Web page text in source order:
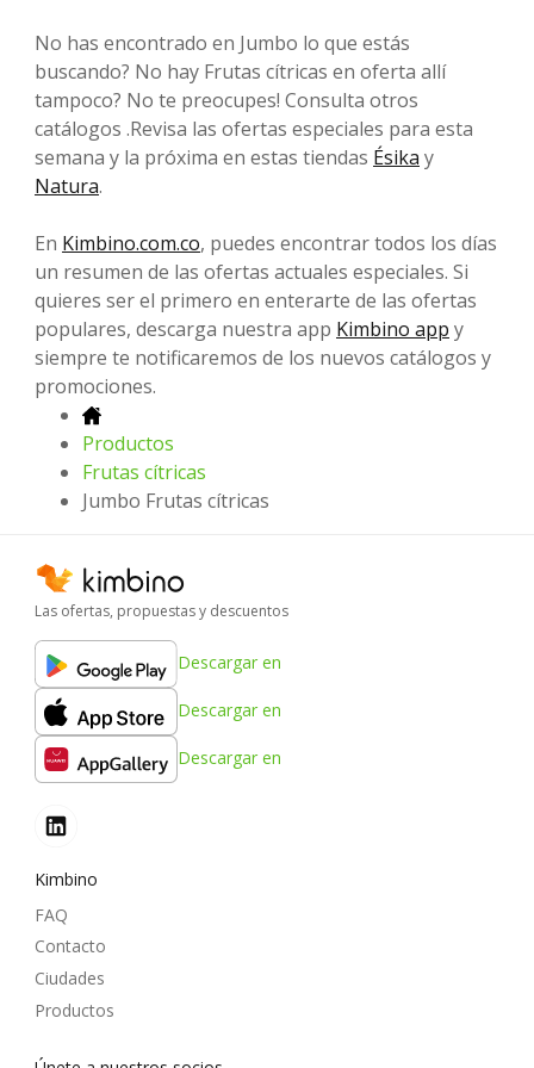
No has encontrado en Jumbo lo que estás
buscando? No hay Frutas cítricas en oferta allí
tampoco? No te preocupes! Consulta otros
catálogos .Revisa las ofertas especiales para esta
semana y la próxima en estas tiendas Ésika y
Natura.
En Kimbino.com.co, puedes encontrar todos los días
un resumen de las ofertas actuales especiales. Si
quieres ser el primero en enterarte de las ofertas
populares, descarga nuestra app Kimbino app y
siempre te notificaremos de los nuevos catálogos y
promociones.
Productos
Frutas cítricas
Jumbo Frutas cítricas
Las ofertas, propuestas y descuentos
Descargar en
Descargar en
Descargar en
Kimbino
FAQ
Contacto
Ciudades
Productos